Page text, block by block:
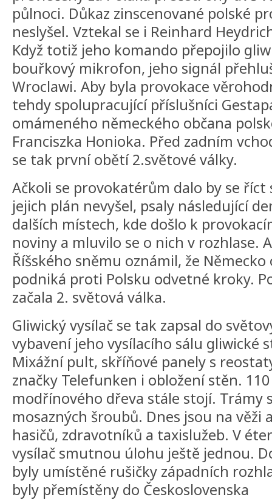
půlnoci. Důkaz zinscenované polské
neslyšel. Vztekal se i Reinhard
Když totiž jeho komando přepojilo
bouřkový mikrofon, jeho signál
Wroclawi. Aby byla provokace
tehdy spolupracující příslušníci
omámeného německého občana
Franciszka Honioka. Před zadním
se tak první obětí 2.světové války.
Ačkoli se provokatérům dalo by se říct
jejich plán nevyšel, psaly následující
dalších místech, kde došlo k
noviny a mluvilo se o nich v rozhlase.
Říšského sněmu oznámil, že
podniká proti Polsku odvetné kroky.
začala 2. světová válka.
Gliwický vysílač se tak zapsal do
vybavení jeho vysílacího sálu gliwické
Mixážní pult, skříňové panely s
značky Telefunken i obložení stěn.
modřínového dřeva stále stojí. Trámy
mosazných šroubů. Dnes jsou na
hasičů, zdravotníků a taxislužeb. V
vysílač smutnou úlohu ještě jednou.
byly umístěné rušičky západních
byly přemístěny do Československa